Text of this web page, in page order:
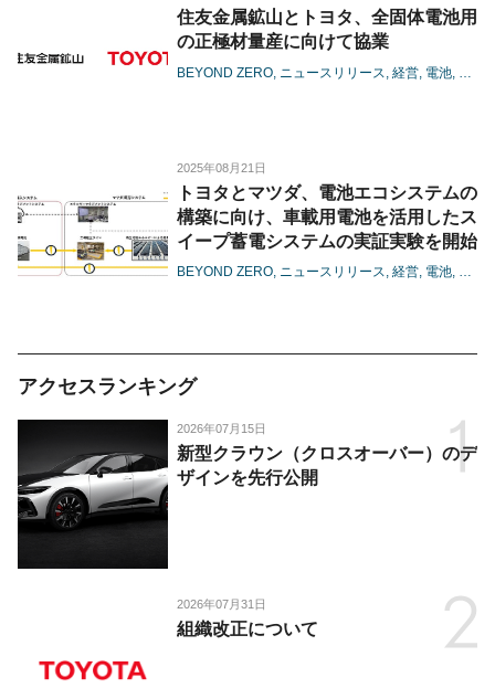
住友金属鉱山とトヨタ、全固体電池用
の正極材量産に向けて協業
BEYOND ZERO ニュースリリース 経営 電池
2025年08月21日
トヨタとマツダ、電池エコシステムの
構築に向け、車載用電池を活用したス
イープ蓄電システムの実証実験を開始
BEYOND ZERO ニュースリリース 経営 電池 カー
アクセスランキング
2026年07月15日
新型クラウン（クロスオーバー）のデ
ザインを先行公開
2026年07月31日
組織改正について